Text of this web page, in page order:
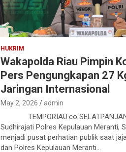
HUKRIM
Wakapolda Riau Pimpin
Pers Pengungkapan 27
Jaringan Internasional
May 2, 2026 admin
TEMPORIAU.co
Sudhirajati Polres Kepulauan Meranti,
menjadi pusat perhatian publik saat
dan Polres Kepulauan Meranti…